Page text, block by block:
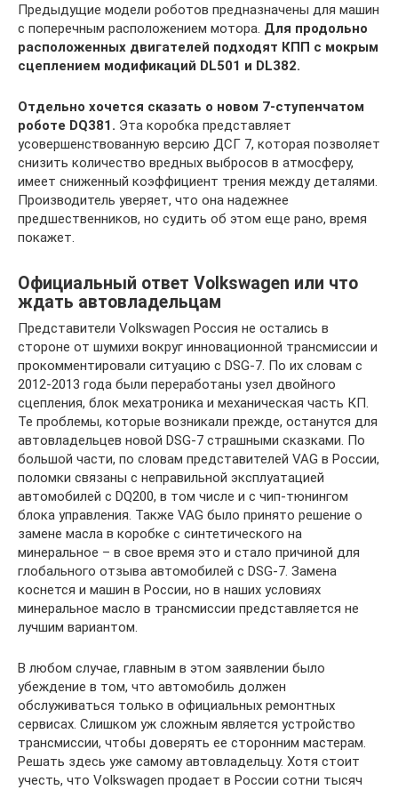
Предыдущие модели роботов предназначены для машин
с поперечным расположением мотора. Для продольно
расположенных двигателей подходят КПП с мокрым
сцеплением модификаций DL501 и DL382.
Отдельно хочется сказать о новом 7-ступенчатом
роботе DQ381. Эта коробка представляет
усовершенствованную версию ДСГ 7, которая позволяет
снизить количество вредных выбросов в атмосферу,
имеет сниженный коэффициент трения между деталями.
Производитель уверяет, что она надежнее
предшественников, но судить об этом еще рано, время
покажет.
Официальный ответ Volkswagen или что
ждать автовладельцам
Представители Volkswagen Россия не остались в
стороне от шумихи вокруг инновационной трансмиссии и
прокомментировали ситуацию с DSG-7. По их словам с
2012-2013 года были переработаны узел двойного
сцепления, блок мехатроника и механическая часть КП.
Те проблемы, которые возникали прежде, останутся для
автовладельцев новой DSG-7 страшными сказками. По
большой части, по словам представителей VAG в России,
поломки связаны с неправильной эксплуатацией
автомобилей с DQ200, в том числе и с чип-тюнингом
блока управления. Также VAG было принято решение о
замене масла в коробке с синтетического на
минеральное – в свое время это и стало причиной для
глобального отзыва автомобилей с DSG-7. Замена
коснется и машин в России, но в наших условиях
минеральное масло в трансмиссии представляется не
лучшим вариантом.
В любом случае, главным в этом заявлении было
убеждение в том, что автомобиль должен
обслуживаться только в официальных ремонтных
сервисах. Слишком уж сложным является устройство
трансмиссии, чтобы доверять ее сторонним мастерам.
Решать здесь уже самому автовладельцу. Хотя стоит
учесть, что Volkswagen продает в России сотни тысяч